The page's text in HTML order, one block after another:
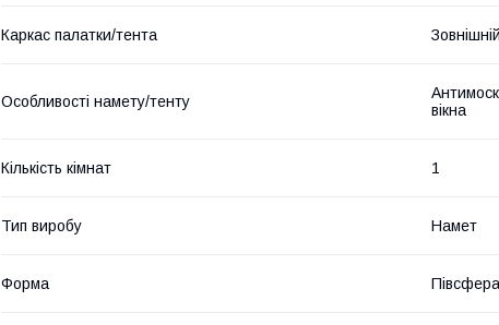
Каркас палатки/тента
Особливості намету/тенту
вікна
Кількість кімнат 1
Тип виробу Намет
Форма Півсфера